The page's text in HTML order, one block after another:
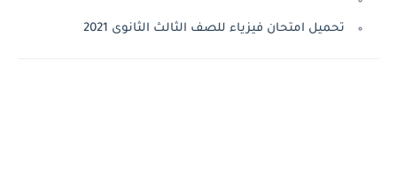
تحميل امتحان فيزياء للصف الثالث الثانوى 2021